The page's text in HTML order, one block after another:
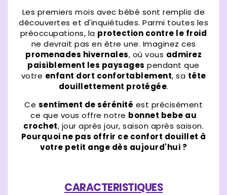
Les premiers mois avec bébé sont remplis de
découvertes et d'inquiétudes. Parmi toutes les
préoccupations, la protection contre le froid
ne devrait pas en être une. Imaginez ces
promenades hivernales, où vous admirez
paisiblement les paysages pendant que
votre enfant dort confortablement, sa tête
douillettement protégée.
Ce sentiment de sérénité est précisément
ce que vous offre notre bonnet bebe au
crochet, jour après jour, saison après saison.
Pourquoi ne pas offrir ce confort douillet à
votre petit ange dès aujourd'hui ?
CARACTERISTIQUES